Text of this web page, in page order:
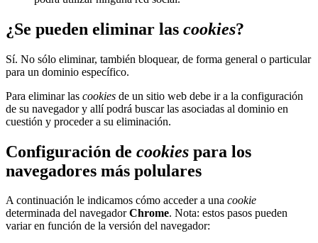
¿Se pueden eliminar las cookies?
Sí. No sólo eliminar, también bloquear, de forma general o particular
para un dominio específico.
Para eliminar las cookies de un sitio web debe ir a la configuración
de su navegador y allí podrá buscar las asociadas al dominio en
cuestión y proceder a su eliminación.
Configuración de cookies para los
navegadores más polulares
A continuación le indicamos cómo acceder a una cookie
determinada del navegadorChrome. Nota: estos pasos pueden
variar en función de la versión del navegador: